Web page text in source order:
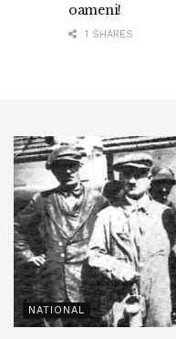
oameni!
1 SHARES
NATIONAL